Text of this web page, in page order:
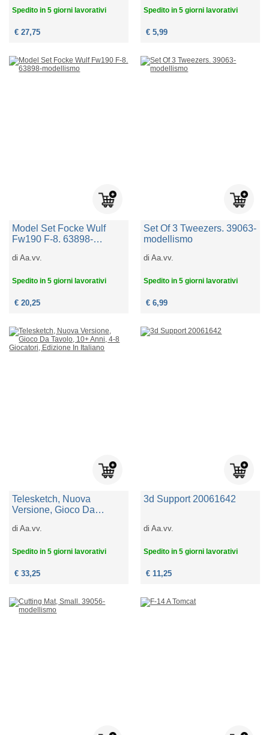
Spedito in 5 giorni lavorativi
€ 27,75
Spedito in 5 giorni lavorativi
€ 5,99
Model Set Focke Wulf
Fw190 F-8. 63898-
diAa.vv.
Spedito in 5 giorni lavorativi
€ 20,25
Set Of 3 Tweezers. 39063-
modellismo
diAa.vv.
Spedito in 5 giorni lavorativi
€ 6,99
Telesketch, Nuova
Versione, Gioco Da
Giocatori, Edizione In
diAa.vv.
Spedito in 5 giorni lavorativi
€ 33,25
3d Support 20061642
diAa.vv.
Spedito in 5 giorni lavorativi
€ 11,25